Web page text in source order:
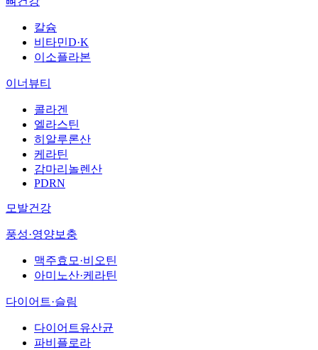
칼슘
비타민D·K
이소플라본
이너뷰티
콜라겐
엘라스틴
히알루론산
케라틴
감마리놀렌산
PDRN
모발건강
풍성·영양보충
맥주효모·비오틴
아미노산·케라틴
다이어트·슬림
다이어트유산균
파비플로라